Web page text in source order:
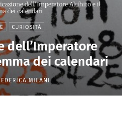
dell'Imperatore Akihito e il
dei calendari
CURIOSITÀ
dell’Imperatore
dei calendari
MILANI